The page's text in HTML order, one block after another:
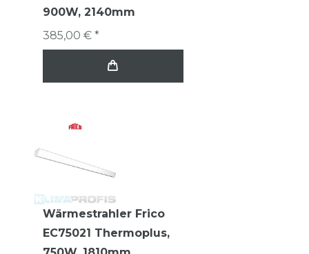
900W, 2140mm
385,00 € *
Wärmestrahler Frico
EC75021 Thermoplus,